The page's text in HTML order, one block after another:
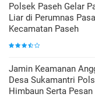
Polsek Paseh Gelar
Liar di Perumnas
Kecamatan Paseh
Jamin Keamanan
Desa Sukamantri
Himbaun Serta